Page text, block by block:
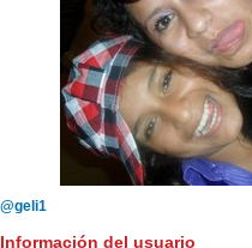
@geli1
Información del usuario